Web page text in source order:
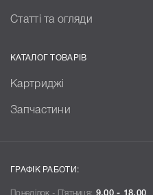
Статті та огляди
КАТАЛОГ ТОВАРІВ
Картриджі
Запчастини
ГРАФІК РАБОТИ:
Понеділок - П`ятниця: 9.00 - 18.00